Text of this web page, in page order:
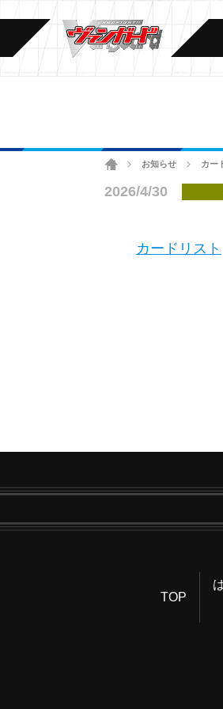
ホームお知らせ カー
2026/4/30
カードリスト
TOP